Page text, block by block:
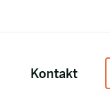
Kontakt